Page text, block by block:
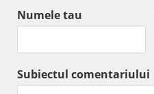
Numele tau
Subiectul comentariului